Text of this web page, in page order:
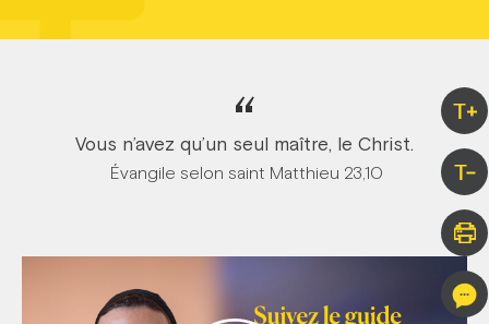
T+
T-
“
Vous n’avez qu’un seul maître, le Christ.
Évangile selon saint Matthieu 23,10